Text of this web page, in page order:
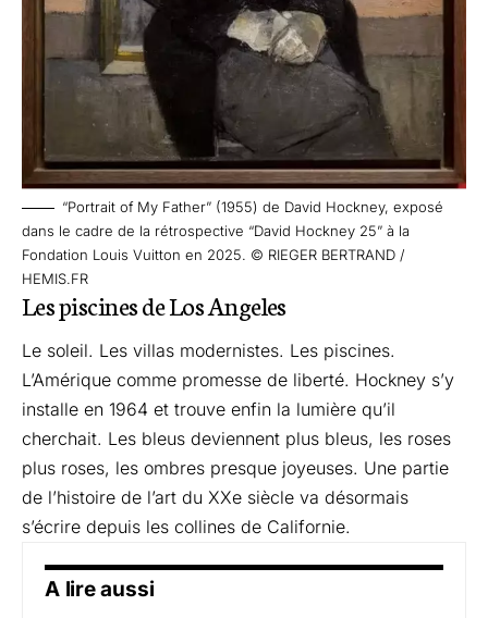
“Portrait of My Father” (1955) de David Hockney, exposé
dans le cadre de la rétrospective “David Hockney 25” à la
Fondation Louis Vuitton en 2025. © RIEGER BERTRAND /
HEMIS.FR
Les piscines de Los Angeles
Le soleil. Les villas modernistes. Les piscines.
L’Amérique comme promesse de liberté. Hockney s’y
installe en 1964 et trouve enfin la lumière qu’il
cherchait. Les bleus deviennent plus bleus, les roses
plus roses, les ombres presque joyeuses. Une partie
de l’histoire de l’art du XXe siècle va désormais
s’écrire depuis les collines de Californie.
A lire aussi